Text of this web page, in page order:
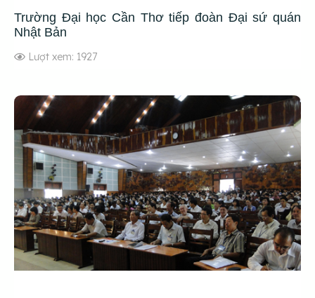
Trường Đại học Cần Thơ tiếp đoàn Đại sứ quán
Nhật Bản
Lượt xem: 1927